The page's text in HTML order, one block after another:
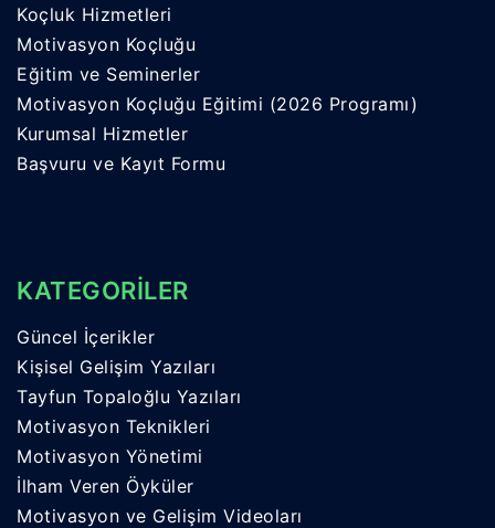
Koçluk Hizmetleri
Motivasyon Koçluğu
Eğitim ve Seminerler
Motivasyon Koçluğu Eğitimi (2026 Programı)
Kurumsal Hizmetler
Başvuru ve Kayıt Formu
KATEGORİLER
Güncel İçerikler
Kişisel Gelişim Yazıları
Tayfun Topaloğlu Yazıları
Motivasyon Teknikleri
Motivasyon Yönetimi
İlham Veren Öyküler
Motivasyon ve Gelişim Videoları